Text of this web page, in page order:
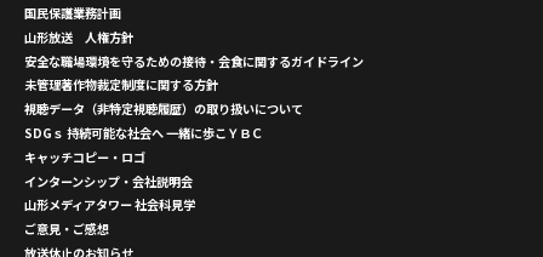
国民保護業務計画
山形放送 人権方針
安全な職場環境を守るための接待・会食に関するガイドライン
未管理著作物裁定制度に関する方針
視聴データ（非特定視聴履歴）の取り扱いについて
SDGｓ 持続可能な社会へ 一緒に歩こＹＢＣ
キャッチコピー・ロゴ
インターンシップ・会社説明会
山形メディアタワー 社会科見学
ご意見・ご感想
放送休止のお知らせ